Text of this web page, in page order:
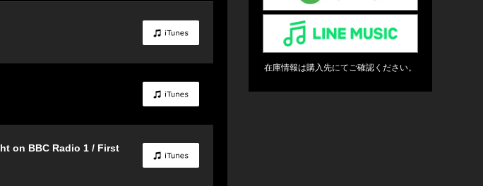
on BBC Radio 1 / First
在庫情報は購入先にてご確認ください。